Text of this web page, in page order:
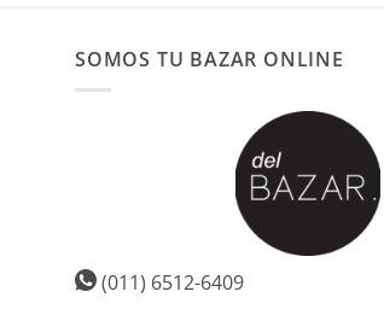
SOMOS TU BAZAR ONLINE
(011) 6512-6409